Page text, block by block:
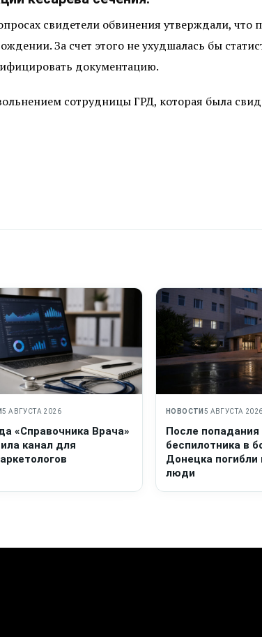
свидетели обвинения утверждали, что
За счет этого не ухудшалась бы
документацию.
сотрудницы ГРД, которая была
5 АВГУСТА 2026
«Справочника Врача»
канал для
НОВОСТИ 5 АВГУСТА 2026
После попадания
беспилотника в
Донецка погибли
люди